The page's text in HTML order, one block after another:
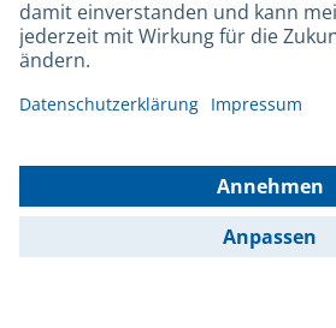
Barrierefreiheit
Leichte Sprache
Gebärdensprache
Kontakt